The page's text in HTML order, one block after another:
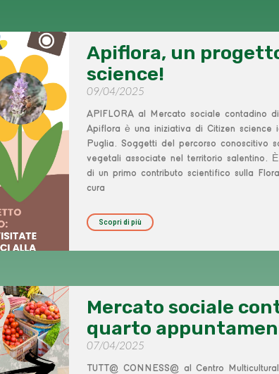
Apiflora, un
science!
09/04/2025
APIFLORA al Mercato sociale contadino
Apiflora è una iniziativa di Citizen science
Puglia. Soggetti del percorso conoscitivo
vegetali associate nel territorio salentino.
di un primo contributo scientifico sulla
cura
Scopri di più
Mercato sociale
quarto
07/04/2025
TUTT@ CONNESS@ al Centro